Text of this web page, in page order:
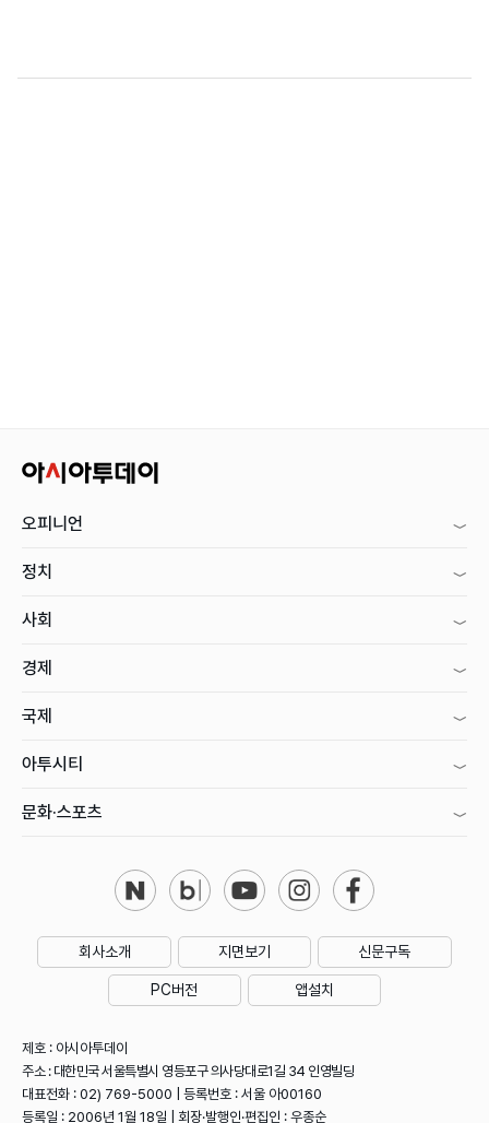
오피니언
정치
사회
경제
국제
아투시티
문화·스포츠
회사소개 지면보기 신문구독
PC버전 앱설치
제호 : 아시아투데이
주소 : 대한민국 서울특별시 영등포구 의사당대로1길 34 인영빌딩
대표전화 : 02) 769-5000 | 등록번호 : 서울 아00160
등록일 : 2006년 1월 18일 | 회장·발행인·편집인 : 우종순